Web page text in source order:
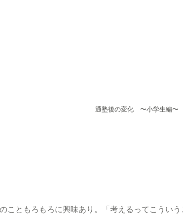
通塾後の変化 〜小学生編〜
こともろもろに興味あり。「考えるってこうい